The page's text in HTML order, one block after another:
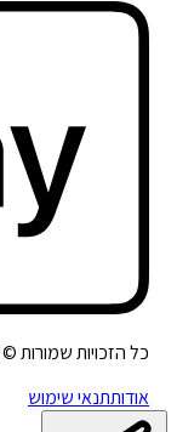
כל הזכויות שמורות ©
אודותתנאי שימוש